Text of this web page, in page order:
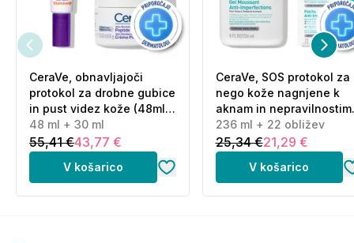
CeraVe, obnavljajoči
protokol za drobne gubice
in pust videz kože (48ml
+ 30 ml)
48 ml + 30 ml
55,41 €43,77 €
V košarico
CeraVe, SOS protokol za
nego kože nagnjene k
aknam in nepravilnostim
(236 ml + 22 obližev)
236 ml + 22 obližev
25,34 €21,29 €
V košarico